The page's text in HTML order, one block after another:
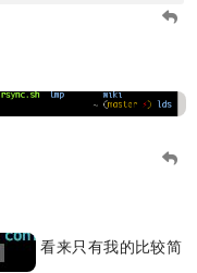
看来只有我的比较简